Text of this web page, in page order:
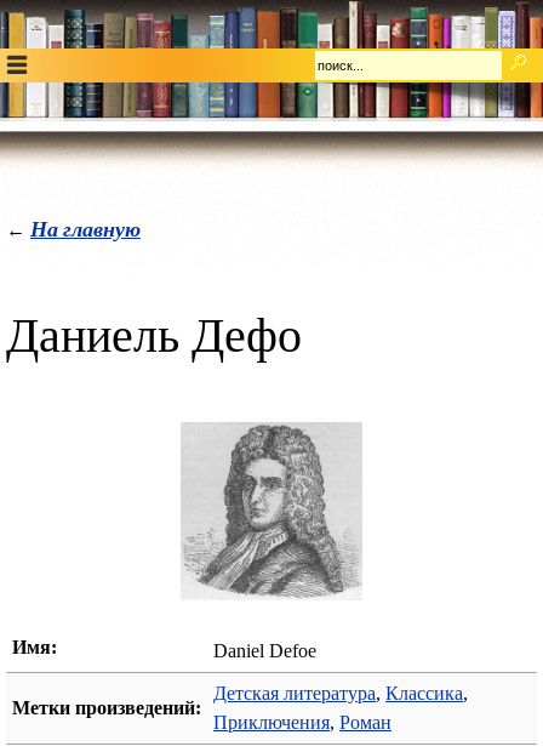
← На главную
Даниель Дефо
Имя: Daniel Defoe
Метки произведений:
Детская литература, Классика,
Приключения, Роман